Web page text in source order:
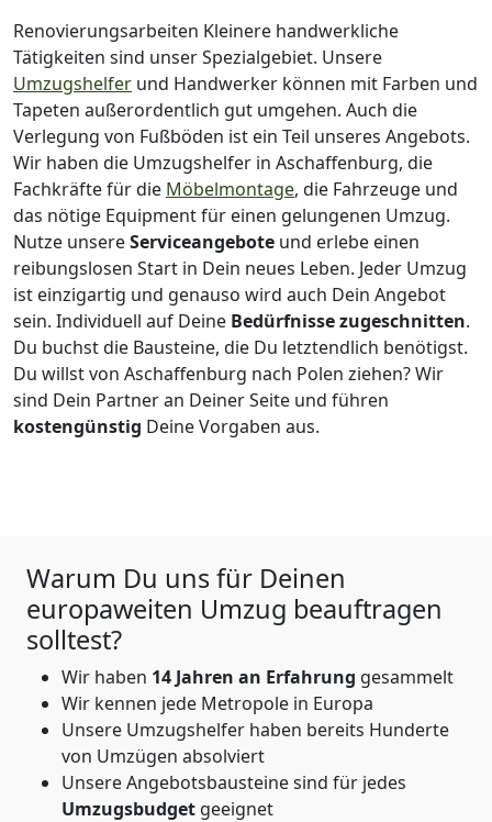
Renovierungsarbeiten Kleinere handwerkliche
Tätigkeiten sind unser Spezialgebiet. Unsere
Umzugshelfer und Handwerker können mit Farben und
Tapeten außerordentlich gut umgehen. Auch die
Verlegung von Fußböden ist ein Teil unseres Angebots.
Wir haben die Umzugshelfer in Aschaffenburg, die
Fachkräfte für die Möbelmontage, die Fahrzeuge und
das nötige Equipment für einen gelungenen Umzug.
Nutze unsereServiceangebote und erlebe einen
reibungslosen Start in Dein neues Leben. Jeder Umzug
ist einzigartig und genauso wird auch Dein Angebot
sein. Individuell auf Deine Bedürfnisse zugeschnitten.
Du buchst die Bausteine, die Du letztendlich benötigst.
Du willst von Aschaffenburg nach Polen ziehen? Wir
sind Dein Partner an Deiner Seite und führen
kostengünstig Deine Vorgaben aus.
Warum Du uns für Deinen
europaweiten Umzug beauftragen
solltest?
Wir haben 14 Jahren an Erfahrung gesammelt
Wir kennen jede Metropole in Europa
Unsere Umzugshelfer haben bereits Hunderte
von Umzügen absolviert
Unsere Angebotsbausteine sind für jedes
Umzugsbudget geeignet